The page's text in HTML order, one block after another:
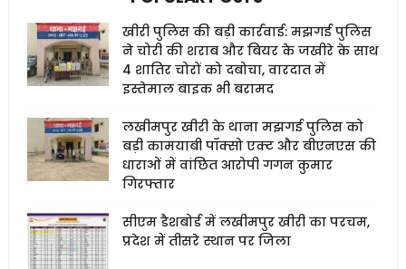
खीरी पुलिस की बड़ी कार्रवाई: मझगई पुलिस
ने चोरी की शराब और बियर के जखीरे के साथ
4 शातिर चोरों को दबोचा, वारदात में
इस्तेमाल बाइक भी बरामद
लखीमपुर खीरी के थाना मझगई पुलिस को
बड़ी कामयाबी पॉक्सो एक्ट और बीएनएस की
धाराओं में वांछित आरोपी गगन कुमार
गिरफ्तार
सीएम डैशबोर्ड में लखीमपुर खीरी का परचम,
प्रदेश में तीसरे स्थान पर जिला